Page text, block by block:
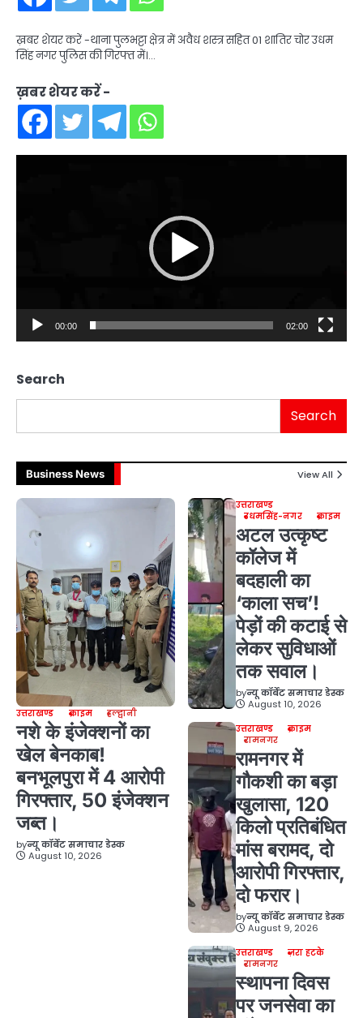
ख़बर शेयर करें -थाना पुलभट्टा क्षेत्र में अवैध शस्त्र सहित 01 शातिर चोर उधम
सिंह नगर पुलिस की गिरफ्त में।…
ख़बर शेयर करें -
00:00 02:00
Search
Search
Business News View All
उत्तराखण्ड क्राइम हल्द्वानी
नशे के इंजेक्शनों का
खेल बेनकाब!
बनभूलपुरा में 4 आरोपी
गिरफ्तार, 50 इंजेक्शन
जब्त।
byन्यू कॉर्बेट समाचार डेस्क
August 10, 2026
उत्तराखण्ड
उधमसिंह-नगर
क्राइम
अटल उत्कृष्ट
कॉलेज में
बदहाली का
‘काला सच’!
पेड़ों की कटाई से
लेकर सुविधाओं
तक सवाल।
byन्यू कॉर्बेट समाचार डेस्क
August 10, 2026
उत्तराखण्ड
क्राइम
रामनगर
रामनगर में
गौकशी का बड़ा
खुलासा, 120
किलो प्रतिबंधित
मांस बरामद, दो
आरोपी गिरफ्तार,
दो फरार।
byन्यू कॉर्बेट समाचार डेस्क
August 9, 2026
उत्तराखण्ड
ज़रा हटके
रामनगर
स्थापना दिवस
पर जनसेवा का